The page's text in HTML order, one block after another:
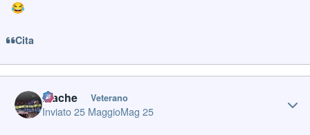
😂
Cita
mache Veterano
Inviato25 MaggioMag 25